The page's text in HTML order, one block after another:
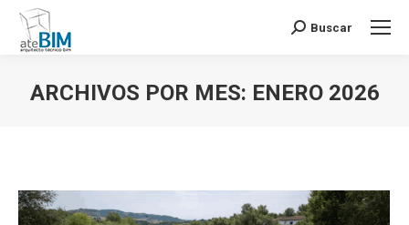
Buscar:
Buscar
ARCHIVOS POR MES: ENERO 2026